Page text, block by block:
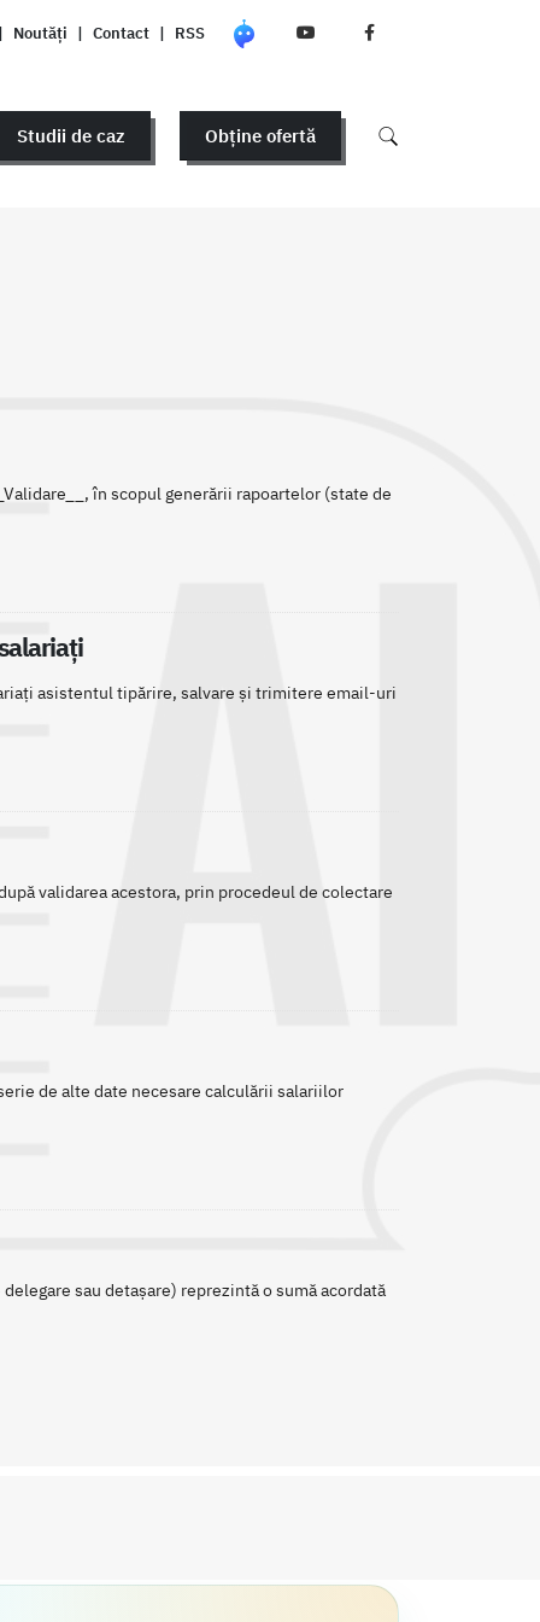
Noutăți | Contact | RSS
Studii de caz Obține ofertă
în scopul generării rapoartelor (state de
asistentul tipărire, salvare și trimitere email-uri
validarea acestora, prin procedeul de colectare
de alte date necesare calculării salariilor
sau detașare) reprezintă o sumă acordată